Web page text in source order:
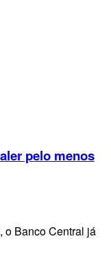
pelo menos
o Banco Central já